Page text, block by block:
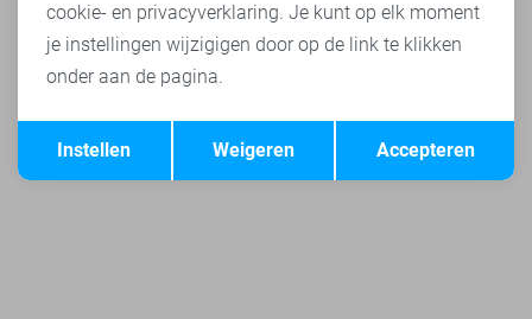
Terug Opslaan
cookie- en privacyverklaring. Je kunt op elk moment
je instellingen wijzigigen door op de link te klikken
onder aan de pagina.
Accepteren
Weigeren
Instellen